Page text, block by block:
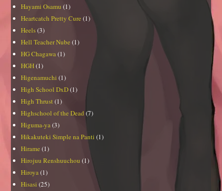
Hayami Osamu (1)
Heartcatch Pretty Cure (1)
Heels(3)
Hell Teacher Nube (1)
HG Chagawa(1)
HGH(1)
Higenamuchi (1)
High School DxD(1)
High Thrust (1)
Highschool of the Dead (7)
Higuma-ya(3)
Hikakuteki Simple na Panti (1)
Hirame (1)
Hirojuu Renshuuchou (1)
Hiroya(1)
Hisasi (25)